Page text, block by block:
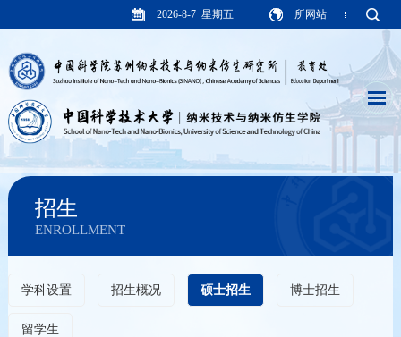
2026-8-7 星期五 所网站
招生
ENROLLMENT
学科设置 招生概况 硕士招生 博士招生
留学生